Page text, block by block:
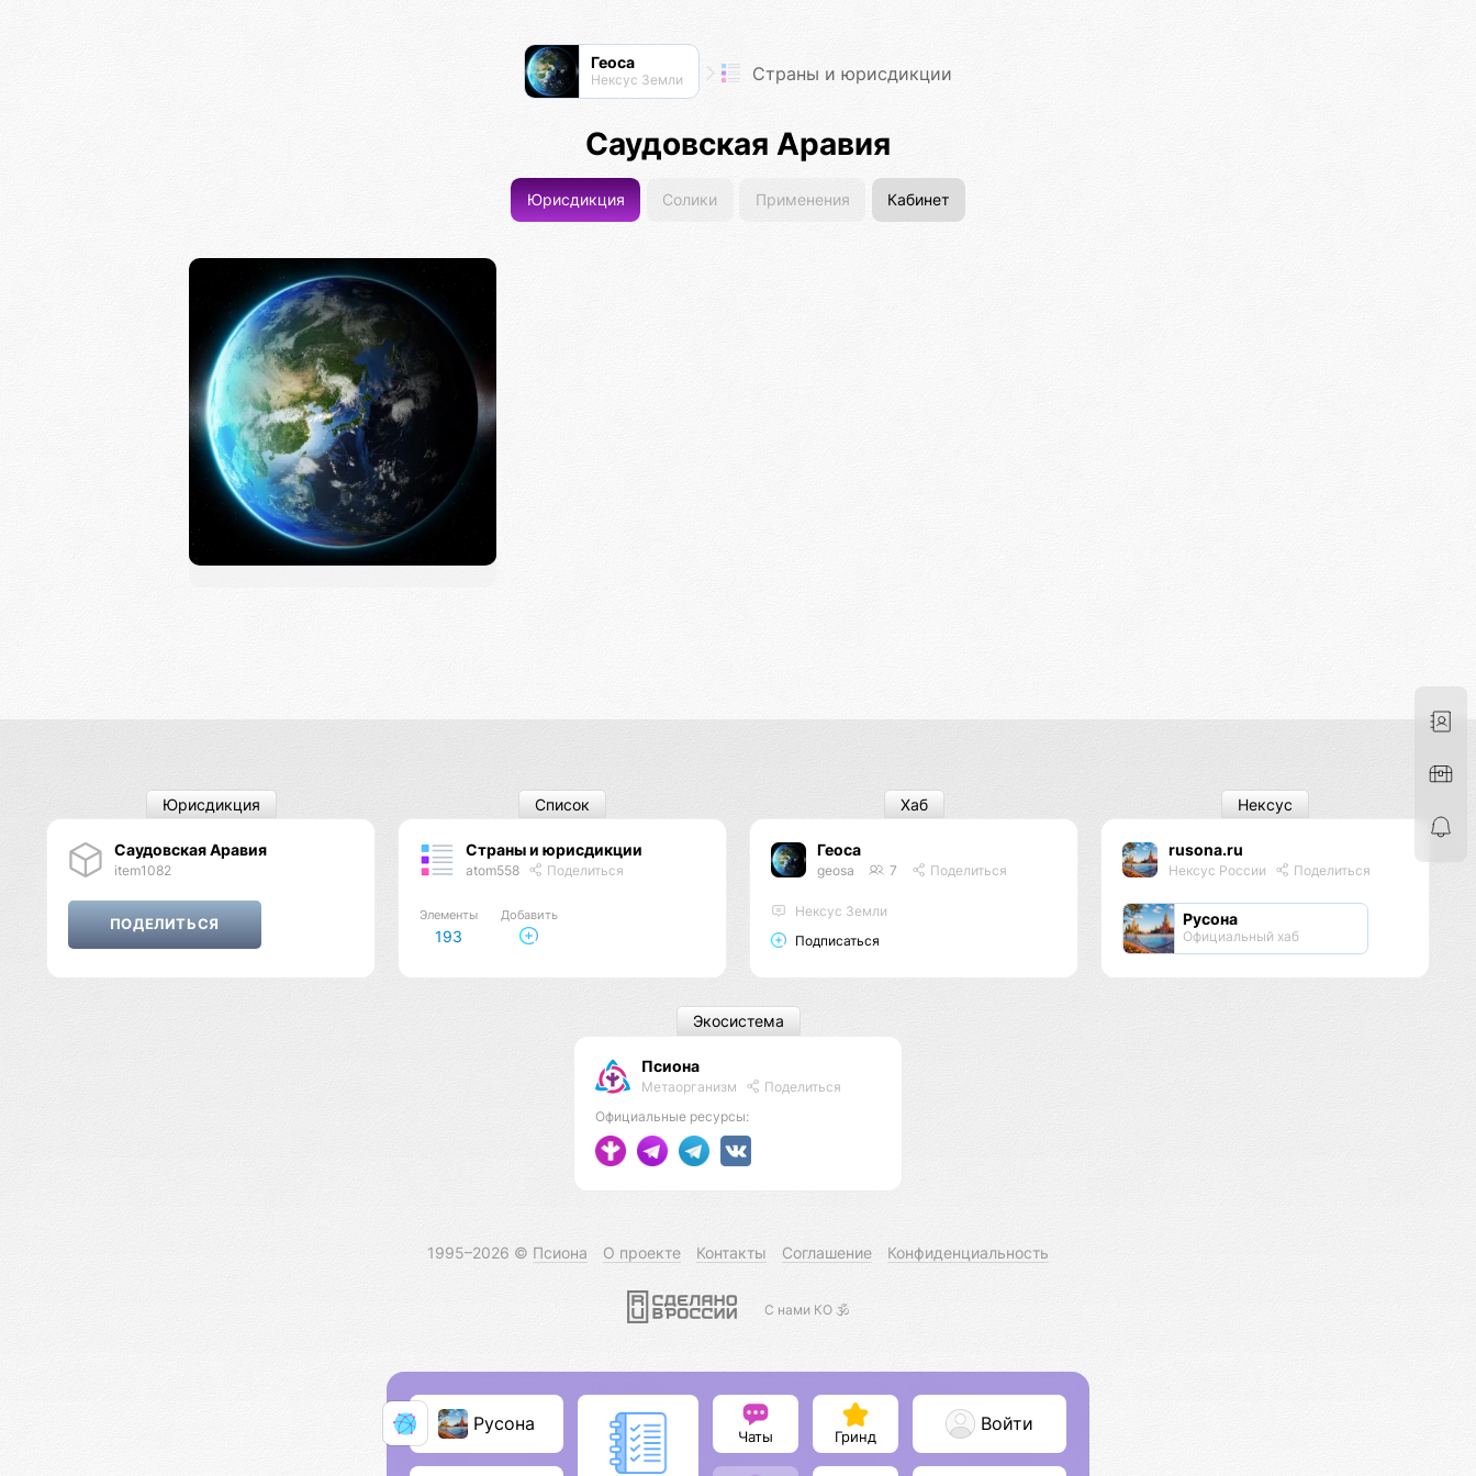
Геоса
Нексус Земли Страны и юрисдикции
Саудовская Аравия
Юрисдикция Солики Применения Кабинет
Саудовская Аравия
item1082
Юрисдикция
Страны и юрисдикции
atom558 Поделиться
Элементы
193
Добавить
Список
Геоса
geosa 7 Поделиться
Нексус Земли
Подписаться
Хаб
rusona.ru
Нексус России Поделиться
Русона
Официальный хаб
Нексус
Псиона
Метаорганизм
Поделиться
Официальные ресурсы:
Экосистема
1995–2026 © Псиона О проекте Контакты Соглашение Конфиденциальность
С нами КО 🕉️
Русона
Чаты Гринд
Войти